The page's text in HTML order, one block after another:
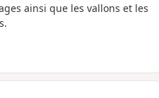
ainsi que les vallons et les